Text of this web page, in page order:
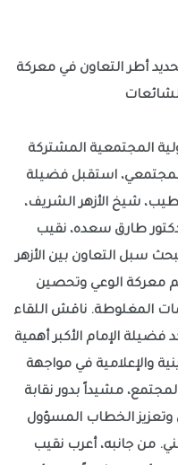
أطر التعاون في معركة
المجتمعية المشتركة
استقبل فضيلة
شيخ الأزهر الشريف،
طارق سعده، نقيب
سبل التعاون بين الأزهر
معركة الوعي وتحصين
المغلوطة. ناقش اللقاء
الإمام الأكبر أهمية
والإعلامية في مواجهة
مشيداً بدور نقابة
وتعزيز الخطاب المسؤول
من جانبه، أعرب نقيب